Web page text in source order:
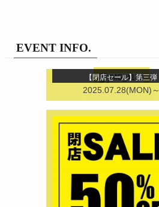
EVENT INFO.
【閉店セール】第三弾
2025.07.28(MON)～